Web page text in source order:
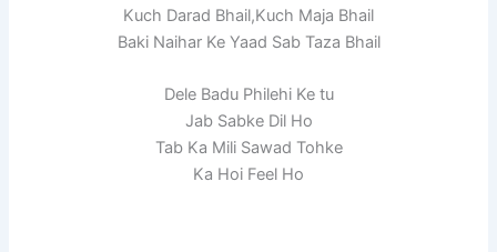
Kuch Darad Bhail,Kuch Maja Bhail
Baki Naihar Ke Yaad Sab Taza Bhail
Dele Badu Philehi Ke tu
Jab Sabke Dil Ho
Tab Ka Mili Sawad Tohke
Ka Hoi Feel Ho